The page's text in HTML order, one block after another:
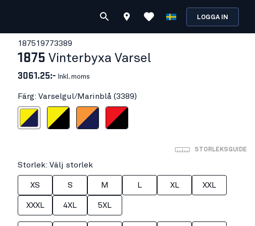
LOGGA IN
187519773389
1875 Vinterbyxa Varsel
3061.25:- Inkl. moms
Färg: Varselgul/Marinblå (3389)
Varselgul/Marinblå
Varselgul/Svart
Varselorange/Marinblå
Varselröd/Svart
STORLEKSGUIDE
Storlek: Välj storlek
XS S M L XL XXL
XXXL 4XL 5XL